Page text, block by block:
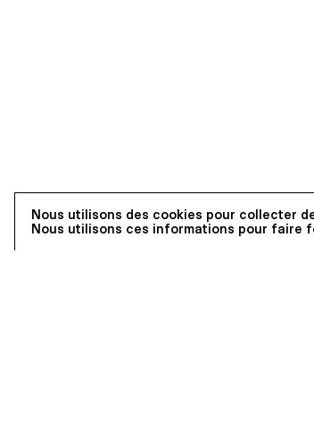
Nous utilisons des cookies pour collecter
Nous utilisons ces informations pour faire